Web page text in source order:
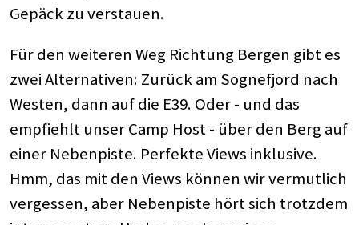
Gepäck zu verstauen.
Für den weiteren Weg Richtung Bergen gibt es
zwei Alternativen: Zurück am Sognefjord nach
Westen, dann auf die E39. Oder - und das
empfiehlt unser Camp Host - über den Berg auf
einer Nebenpiste. Perfekte Views inklusive.
Hmm, das mit den Views können wir vermutlich
vergessen, aber Nebenpiste hört sich trotzdem